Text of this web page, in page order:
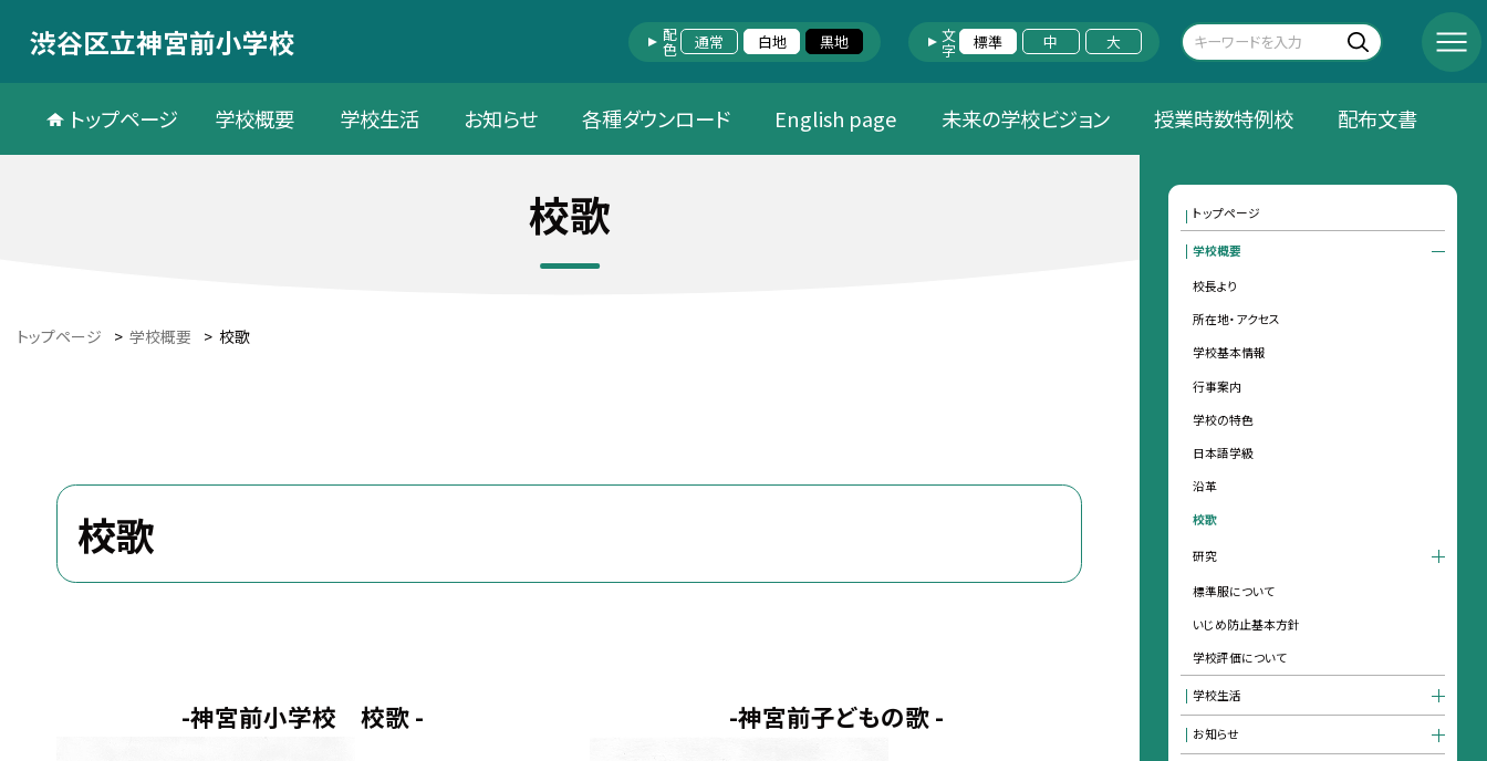
渋谷区立神宮前小学校 配色 通常 白地 黒地 文字 標準 中 大
トップページ 学校概要 学校生活 お知らせ 各種ダウンロード English page 未来の学校ビジョン 授業時数特例校 配布文書
校歌
トップページ > 学校概要 > 校歌
校歌
-神宮前小学校 校歌 - -神宮前子どもの歌 -
トップページ
学校概要
校長より
所在地・アクセス
学校基本情報
行事案内
学校の特色
日本語学級
沿革
校歌
研究
標準服について
いじめ防止基本方針
学校評価について
学校生活
お知らせ